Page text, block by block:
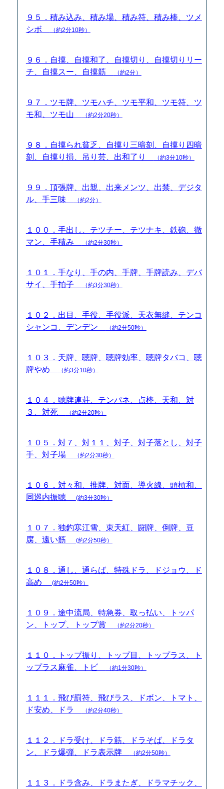
９５．積み込み、積み場、積み符、積み棒、ツメ
シボ
（約2分10秒）
９６．自摸、自摸和了、自摸切り、自摸切りリー
チ、自摸スー、自摸筋
（約2分）
９７．ツモ牌、ツモハチ、ツモ平和、ツモ符、ツ
モ和、ツモ山
（約2分20秒）
９８．自摸られ貧乏、自摸り三暗刻、自摸り四暗
刻、自摸り損、吊り芸、出和了り
（約3分10秒）
９９．頂張牌、出親、出来メンツ、出禁、デジタ
ル、手三味
（約2分）
１００．手出し、テツチー、テツナキ、鉄砲、徹
マン、手積み
（約2分30秒）
１０１．手なり、手の内、手牌、手牌読み、デバ
サイ、手拍子
（約3分30秒）
１０２．出目、手役、手役派、天衣無縫、テンコ
シャンコ、デンデン
（約2分50秒）
１０３．天牌、聴牌、聴牌効率、聴牌タバコ、聴
牌やめ
（約3分10秒）
１０４．聴牌連荘、テンパネ、点棒、天和、対
３、対死
（約2分20秒）
１０５．対７、対１１、対子、対子落とし、対子
手、対子場
（約2分30秒）
１０６．対々和、推牌、対面、導火線、頭槓和、
同巡内振聴
(約3分30秒）
１０７．独釣寒江雪、東天紅、闘牌、倒牌、豆
腐、遠い筋
(約2分50秒）
１０８．通し、通らば、特殊ドラ、ドジョウ、ド
高め
(約2分50秒）
１０９．途中流局、特急券、取っ払い、トッパ
ン、トップ、トップ賞
（約2分20秒）
１１０．トップ振り、トップ目、トップラス、ト
ップラス麻雀、トビ
（約1分30秒）
１１１．飛び罰符、飛びラス、ドボン、トマト、
ド安め、ドラ
（約2分40秒）
１１２．ドラ受け、ドラ筋、ドラそば、ドラタ
ン、ドラ爆弾、ドラ表示牌
（約2分50秒）
１１３．ドラ含み、ドラまたぎ、ドラマチック、